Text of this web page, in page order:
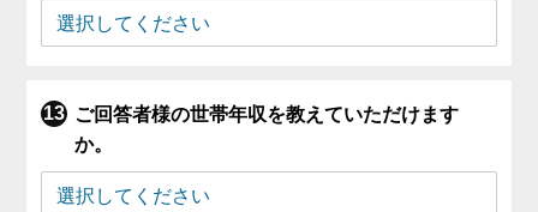
ご回答者様の世帯年収を教えていただけます
か。